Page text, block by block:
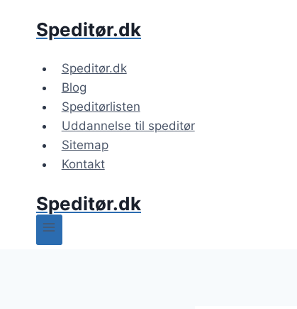
Speditør.dk
Speditør.dk
Blog
Speditørlisten
Uddannelse til speditør
Sitemap
Kontakt
Speditør.dk